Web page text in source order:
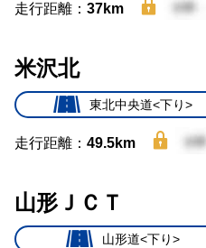
走行距離： 37km
米沢北
東北中央道<下り>
走行距離： 49.5km
山形ＪＣＴ
山形道<下り>